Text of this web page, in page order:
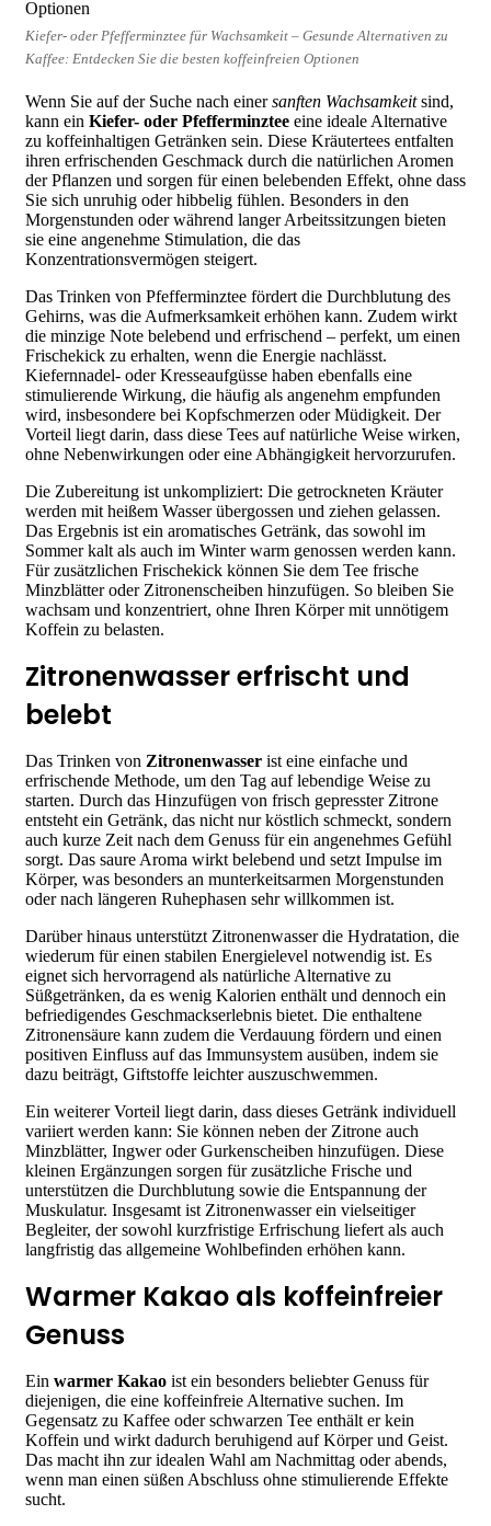
Kiefer- oder Pfefferminztee für Wachsamkeit – Gesunde Alternativen zu
Kaffee: Entdecken Sie die besten koffeinfreien Optionen
Wenn Sie auf der Suche nach einersanften Wachsamkeitsind,
kann ein Kiefer- oder Pfefferminztee eine ideale Alternative
zu koffeinhaltigen Getränken sein. Diese Kräutertees entfalten
ihren erfrischenden Geschmack durch die natürlichen Aromen
der Pflanzen und sorgen für einen belebenden Effekt, ohne dass
Sie sich unruhig oder hibbelig fühlen. Besonders in den
Morgenstunden oder während langer Arbeitssitzungen bieten
sie eine angenehme Stimulation, die das
Konzentrationsvermögen steigert.
Das Trinken von Pfefferminztee fördert die Durchblutung des
Gehirns, was die Aufmerksamkeit erhöhen kann. Zudem wirkt
die minzige Note belebend und erfrischend – perfekt, um einen
Frischekick zu erhalten, wenn die Energie nachlässt.
Kiefernnadel- oder Kresseaufgüsse haben ebenfalls eine
stimulierende Wirkung, die häufig als angenehm empfunden
wird, insbesondere bei Kopfschmerzen oder Müdigkeit. Der
Vorteil liegt darin, dass diese Tees auf natürliche Weise wirken,
ohne Nebenwirkungen oder eine Abhängigkeit hervorzurufen.
Die Zubereitung ist unkompliziert: Die getrockneten Kräuter
werden mit heißem Wasser übergossen und ziehen gelassen.
Das Ergebnis ist ein aromatisches Getränk, das sowohl im
Sommer kalt als auch im Winter warm genossen werden kann.
Für zusätzlichen Frischekick können Sie dem Tee frische
Minzblätter oder Zitronenscheiben hinzufügen. So bleiben Sie
wachsam und konzentriert, ohne Ihren Körper mit unnötigem
Koffein zu belasten.
Zitronenwasser erfrischt und
belebt
Das Trinken von Zitronenwasser ist eine einfache und
erfrischende Methode, um den Tag auf lebendige Weise zu
starten. Durch das Hinzufügen von frisch gepresster Zitrone
entsteht ein Getränk, das nicht nur köstlich schmeckt, sondern
auch kurze Zeit nach dem Genuss für ein angenehmes Gefühl
sorgt. Das saure Aroma wirkt belebend und setzt Impulse im
Körper, was besonders an munterkeitsarmen Morgenstunden
oder nach längeren Ruhephasen sehr willkommen ist.
Darüber hinaus unterstützt Zitronenwasser die Hydratation, die
wiederum für einen stabilen Energielevel notwendig ist. Es
eignet sich hervorragend als natürliche Alternative zu
Süßgetränken, da es wenig Kalorien enthält und dennoch ein
befriedigendes Geschmackserlebnis bietet. Die enthaltene
Zitronensäure kann zudem die Verdauung fördern und einen
positiven Einfluss auf das Immunsystem ausüben, indem sie
dazu beiträgt, Giftstoffe leichter auszuschwemmen.
Ein weiterer Vorteil liegt darin, dass dieses Getränk individuell
variiert werden kann: Sie können neben der Zitrone auch
Minzblätter, Ingwer oder Gurkenscheiben hinzufügen. Diese
kleinen Ergänzungen sorgen für zusätzliche Frische und
unterstützen die Durchblutung sowie die Entspannung der
Muskulatur. Insgesamt ist Zitronenwasser ein vielseitiger
Begleiter, der sowohl kurzfristige Erfrischung liefert als auch
langfristig das allgemeine Wohlbefinden erhöhen kann.
Warmer Kakao als koffeinfreier
Genuss
Ein warmer Kakao ist ein besonders beliebter Genuss für
diejenigen, die eine koffeinfreie Alternative suchen. Im
Gegensatz zu Kaffee oder schwarzen Tee enthält er kein
Koffein und wirkt dadurch beruhigend auf Körper und Geist.
Das macht ihn zur idealen Wahl am Nachmittag oder abends,
wenn man einen süßen Abschluss ohne stimulierende Effekte
sucht.